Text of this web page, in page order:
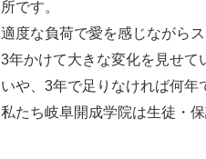
所です。
適度な負荷で愛を感じながら
3年かけて大きな変化を見せて
いや、3年で足りなければ何年
私たち岐阜開成学院は生徒・保